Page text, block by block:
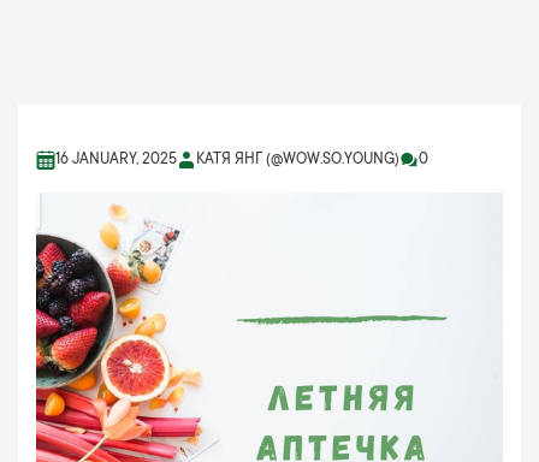
16 JANUARY, 2025 КАТЯ ЯНГ (@WOW.SO.YOUNG) 0